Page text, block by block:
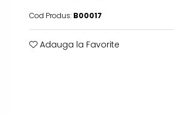
Cod Produs: B00017
Adauga la Favorite